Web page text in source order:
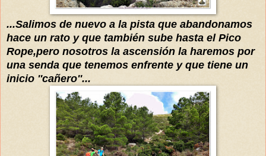
...Salimos de nuevo a la pista que abandonamos
hace un rato y que también sube hasta el Pico
Rope,pero nosotros la ascensión la haremos por
una senda que tenemos enfrente y que tiene un
inicio ''cañero''...